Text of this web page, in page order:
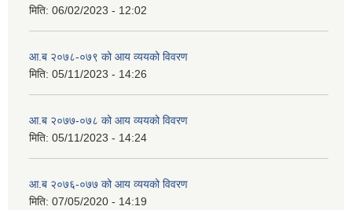
मिति: 06/02/2023 - 12:02
आ.ब २०७८-०७९ को आय व्ययको विवरण
मिति: 05/11/2023 - 14:26
आ.ब २०७७-०७८ को आय व्ययको विवरण
मिति: 05/11/2023 - 14:24
आ.ब २०७६-०७७ को आय व्ययको विवरण
मिति: 07/05/2020 - 14:19